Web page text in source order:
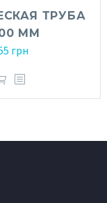
ТРУБА
ММ
грн